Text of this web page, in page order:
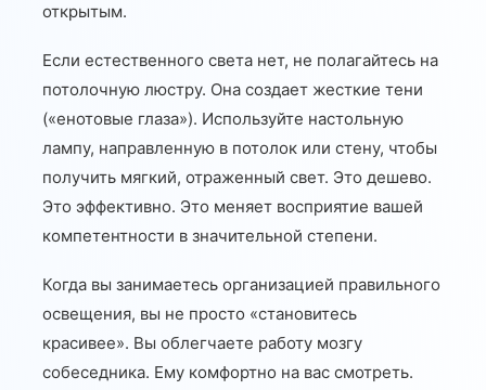
открытым.
Если естественного света нет, не полагайтесь на
потолочную люстру. Она создает жесткие тени
(«енотовые глаза»). Используйте настольную
лампу, направленную в потолок или стену, чтобы
получить мягкий, отраженный свет. Это дешево.
Это эффективно. Это меняет восприятие вашей
компетентности в значительной степени.
Когда вы занимаетесь организацией правильного
освещения, вы не просто «становитесь
красивее». Вы облегчаете работу мозгу
собеседника. Ему комфортно на вас смотреть.